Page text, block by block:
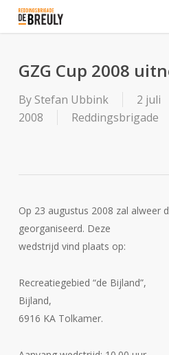
GZG Cup 2008
By Stefan Ubbink
2 juli
2008
Reddingsbrigade
Op 23 augustus 2008 zal alweer
georganiseerd. Deze
wedstrijd vind plaats op:
Recreatiegebied “de Bijland”,
Bijland,
6916 KA Tolkamer.